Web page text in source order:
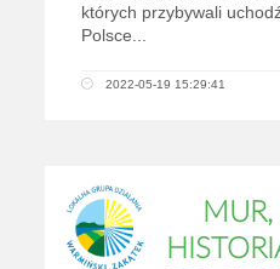
których przybywali
Polsce...
2022-05-19 15:29:41
MUR,